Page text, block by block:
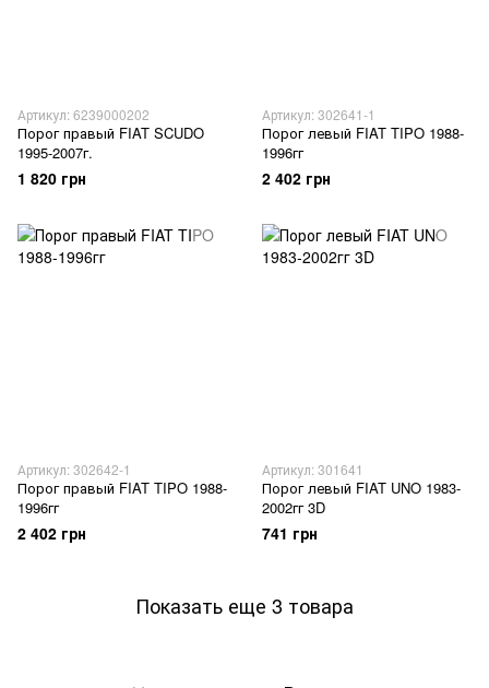
Артикул: 6239000202
Порог правый FIAT SCUDO
1995-2007г.
1 820 грн
Артикул: 302641-1
Порог левый FIAT TIPO 1988-
1996гг
2 402 грн
Артикул: 302642-1
Порог правый FIAT TIPO 1988-
1996гг
2 402 грн
Артикул: 301641
Порог левый FIAT UNO 1983-
2002гг 3D
741 грн
Показать еще 3 товара